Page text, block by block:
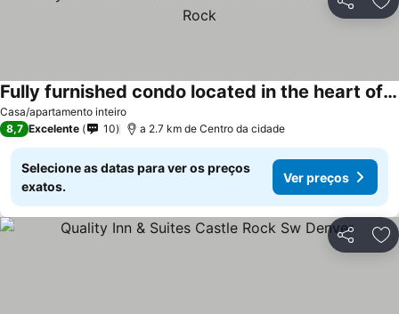
Partilhar
Casa/apartamento inteiro
Fully furnished condo located in the heart of Castle Rock
Ver preços
8,7 Excelente 10 a 2.7 km de Centro da cidade
Selecione as datas para ver os preços
exatos.
Ver preços
Partilhar